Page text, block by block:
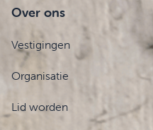
Over ons
Vestigingen
Organisatie
Lid worden